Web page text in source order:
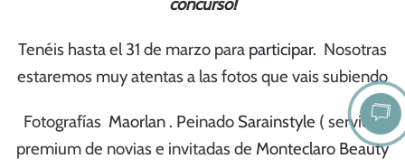
Tenéis hasta el 31 de marzo para participar. Nosotras
estaremos muy atentas a las fotos que vais subiendo
Fotografías Maorlan . Peinado Sarainstyle ( servicio
premium de novias e invitadas de Monteclaro Beauty